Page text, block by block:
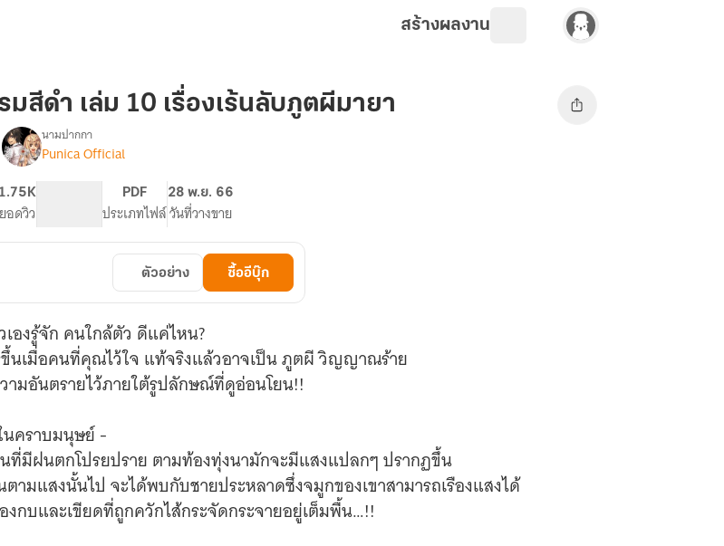
สร้างผลงาน
มสีดำ เล่ม 10 เรื่องเร้นลับภูตผีมายา
นามปากกา
Punica Official
1.75K
ยอดวิว
PDF
ประเภทไฟล์
28 พ.ย. 66
วันที่วางขาย
ตัวอย่าง ซื้ออีบุ๊ก
องรู้จัก คนใกล้ตัว ดีแค่ไหน?
ขึ้นเมื่อคนที่คุณไว้ใจ แท้จริงแล้วอาจเป็น ภูตผี วิญญาณร้าย
ามอันตรายไว้ภายใต้รูปลักษณ์ที่ดูอ่อนโยน!!
นคราบมนุษย์ -
ที่มีฝนตกโปรยปราย ตามท้องทุ่งนามักจะมีแสงแปลกๆ ปรากฏขึ้น
ตามแสงนั้นไป จะได้พบกับชายประหลาดซึ่งจมูกของเขาสามารถเรืองแสงได้
งกบและเขียดที่ถูกควักไส้กระจัดกระจายอยู่เต็มพื้น…!!